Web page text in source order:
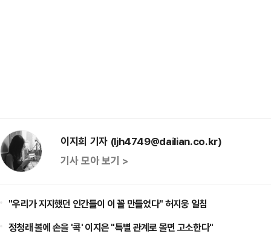
이지희 기자 (ljh4749@dailian.co.kr)
기사 모아 보기 >
"우리가 지지했던 인간들이 이 꼴 만들었다" 허지웅 일침
정청래 볼에 손을 '콕' 이지은 "특별 관계로 몰면 고소한다"